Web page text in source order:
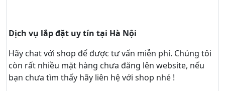
Dịch vụ lắp đặt uy tín tại Hà Nội
Hãy chatvới shop để được tư vấn miễn phí. Chúng tôi
còn rất nhiều mặt hàng chưa đăng lên website, nếu
bạn chưa tìm thấy hãy liên hệ với shop nhé !